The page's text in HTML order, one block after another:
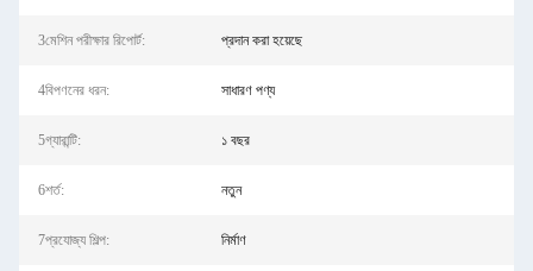
3মেশিন পরীক্ষার রিপোর্ট: প্রদান করা হয়েছে
4বিপণনের ধরন: সাধারণ পণ্য
5গ্যারান্টি: ১ বছর
6শর্ত: নতুন
7প্রযোজ্য শিল্প: নির্মাণ